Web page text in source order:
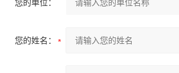
您的单位：
您的姓名：